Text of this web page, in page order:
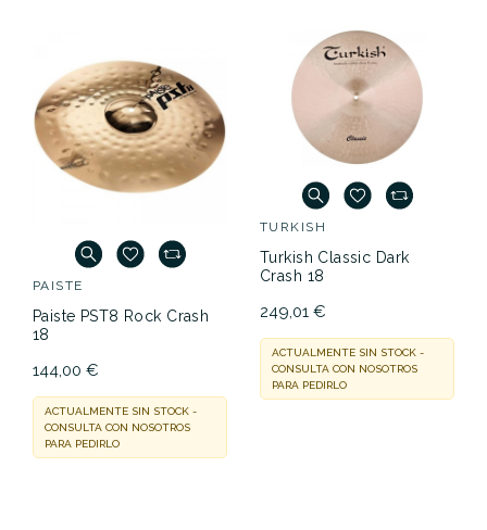
PAISTE
Paiste PST8 Rock Crash
18
144,00 €
ACTUALMENTE SIN STOCK -
CONSULTA CON NOSOTROS
PARA PEDIRLO
TURKISH
Turkish Classic Dark
Crash 18
249,01 €
ACTUALMENTE SIN STOCK -
CONSULTA CON NOSOTROS
PARA PEDIRLO